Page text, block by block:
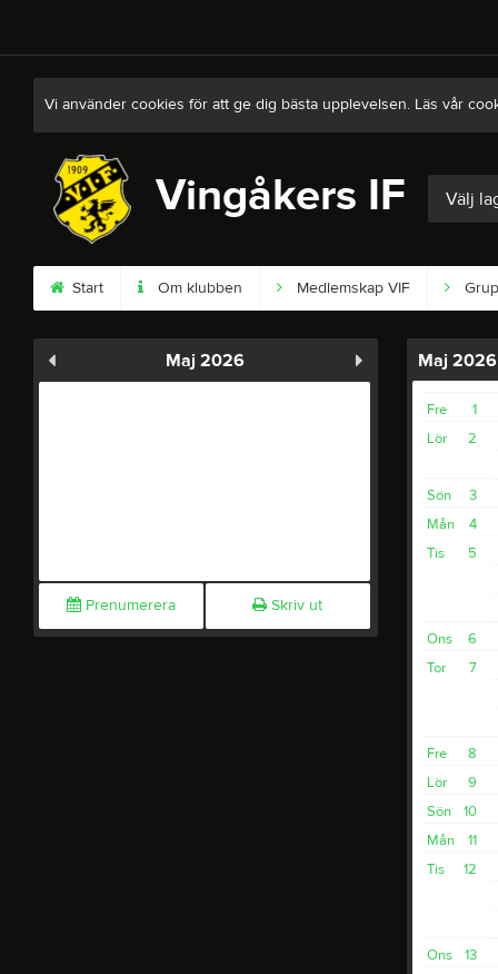
Vi använder cookies för att ge dig bästa upplevelsen. Läs vår
Vingåkers IF Välj
Start Om klubben Medlemskap VIF
Maj 2026
Prenumerera Skriv ut
Maj 2026
1
Fre
2
Lör
3
Sön
4
Mån
5
Tis
6
Ons
7
Tor
8
Fre
9
Lör
10
Sön
11
Mån
12
Tis
13
Ons